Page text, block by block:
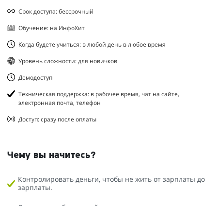
Срок доступа: бессрочный
Обучение: на ИнфоХит
Когда будете учиться: в любой день в любое время
Уровень сложности: для новичков
Демодоступ
Техническая поддержка: в рабочее время, чат на сайте,
электронная почта, телефон
Доступ: сразу после оплаты
Чему вы начитесь?
Контролировать деньги, чтобы не жить от зарплаты до
зарплаты.